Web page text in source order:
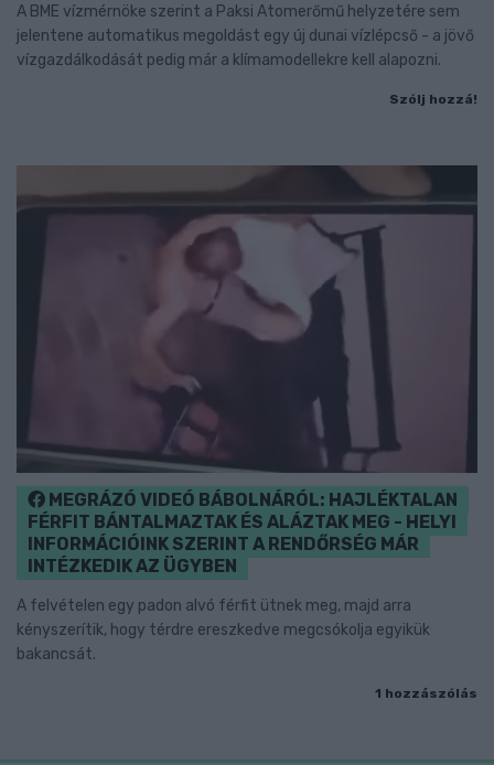
A BME vízmérnöke szerint a Paksi Atomerőmű helyzetére sem
jelentene automatikus megoldást egy új dunai vízlépcső - a jövő
vízgazdálkodását pedig már a klímamodellekre kell alapozni.
Szólj hozzá!
MEGRÁZÓ VIDEÓ BÁBOLNÁRÓL: HAJLÉKTALAN
FÉRFIT BÁNTALMAZTAK ÉS ALÁZTAK MEG - HELYI
INFORMÁCIÓINK SZERINT A RENDŐRSÉG MÁR
INTÉZKEDIK AZ ÜGYBEN
A felvételen egy padon alvó férfit ütnek meg, majd arra
kényszerítik, hogy térdre ereszkedve megcsókolja egyikük
bakancsát.
1 hozzászólás